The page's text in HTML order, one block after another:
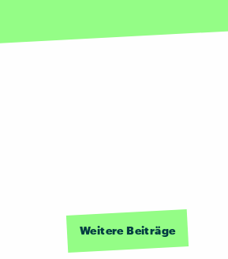
Weitere Beiträge